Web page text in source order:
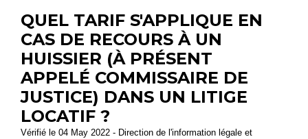
QUEL TARIF S'APPLIQUE EN
CAS DE RECOURS À UN
HUISSIER (À PRÉSENT
APPELÉ COMMISSAIRE DE
JUSTICE) DANS UN LITIGE
LOCATIF ?
Vérifié le 04 May 2022 - Direction de l'information légale et